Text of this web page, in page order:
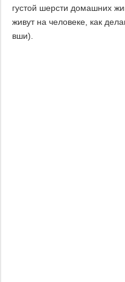
густой шерсти домашних
живут на человеке, как
вши).